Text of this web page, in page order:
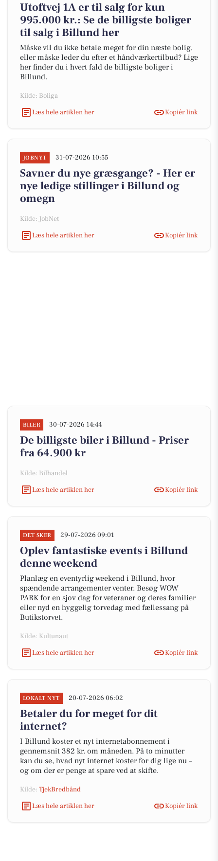
Utoftvej 1A er til salg for kun
995.000 kr.: Se de billigste boliger
til salg i Billund her
Måske vil du ikke betale meget for din næste bolig,
eller måske leder du efter et håndværkertilbud? Lige
her finder du i hvert fald de billigste boliger i
Billund.
Kilde: Boliga
Læs hele artiklen her
Kopiér link
JOBNYT 31-07-2026 10:55
Savner du nye græsgange? - Her er
nye ledige stillinger i Billund og
omegn
Kilde: JobNet
Læs hele artiklen her
Kopiér link
BILER 30-07-2026 14:44
De billigste biler i Billund - Priser
fra 64.900 kr
Kilde: Bilhandel
Læs hele artiklen her
Kopiér link
DET SKER 29-07-2026 09:01
Oplev fantastiske events i Billund
denne weekend
Planlæg en eventyrlig weekend i Billund, hvor
spændende arrangementer venter. Besøg WOW
PARK for en sjov dag for veteraner og deres familier
eller nyd en hyggelig torvedag med fællessang på
Butikstorvet.
Kilde: Kultunaut
Læs hele artiklen her
Kopiér link
LOKALT NYT 20-07-2026 06:02
Betaler du for meget for dit
internet?
I Billund koster et nyt internetabonnement i
gennemsnit 382 kr. om måneden. På to minutter
kan du se, hvad nyt internet koster for dig lige nu –
og om der er penge at spare ved at skifte.
Kilde: TjekBredbånd
Læs hele artiklen her
Kopiér link